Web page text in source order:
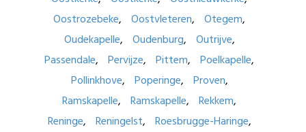
Oostrozebeke
Oostvleteren
Otegem
Oudekapelle
Oudenburg
Outrijve
Passendale
Pervijze Pittem
Poelkapelle
Pollinkhove
Poperinge
Proven
Ramskapelle
Ramskapelle
Rekkem
Reninge
Reningelst
Roesbrugge-Haringe